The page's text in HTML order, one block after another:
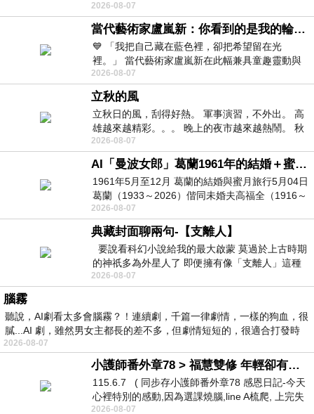
以為展場已經差不多要安靜下來，卻發
2026-08-07
當代藝術家盧嵐新：你看到的是我的輪廓，還是你的故事？——藏在藍色裡的希望與光
💙 「我把自己藏在藍色裡，卻把希望留在光
裡。」 當代藝術家盧嵐新在此幅兼具童趣靈動與
抽象韻味的新作中，用湛藍的羽翼般色塊包覆著
2026-08-07
立秋的風
立秋日的風，刮得好熱。 軍事演習，不外出。 高
雄越來越精彩。。。 晚上的夜市越來越熱鬧。 秋
天的風刮得很熱 夜遊消暑熱。。。
2026-08-07
AI「曼波女郎」葛蘭1961年的結婚＋蜜月旅行 #戀上老電影 #葛蘭 #粟子
1961年5月至12月 葛蘭的結婚與蜜月旅行5月04日
葛蘭（1933～2026）偕同未婚夫高福全（1916～
2004）乘郵輪赴倫敦6月15日於英國倫敦St.S
2026-08-07
典藏封面聊兩句-【支離人】
要說看科幻小說給我的最大啟蒙 莫過於上古時期
的神祇多為外星人了 即便擁有像「支離人」這種
驚世駭俗的神通法門 也未必讀
2026-08-07
腦霧
聽說，AI劇看太多會腦霧？！連續劇，千篇一律劇情，一樣的狗血，很
膩...AI 劇，雖然男女主都長的差不多，但劇情短短的，很適合打發時
2026-08-07
小護師番外章78 > 福慧雙修 年輕卻有個老靈魂 ㄑ金剛經〉podcast
115.6.7 ( 同步存小護師番外章78 感恩日記-今天
心裡特別的感動,因為選課燒腦,line A梳爬, 上完失
智課的她,特來傾
2026-08-07